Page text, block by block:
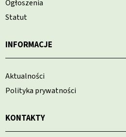
Ogłoszenia
Statut
INFORMACJE
Aktualności
Polityka prywatności
KONTAKTY